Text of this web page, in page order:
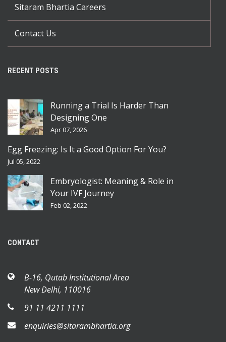
Sitaram Bhartia Careers
Contact Us
RECENT POSTS
Running a Trial Is Harder Than
Designing One
Apr 07, 2026
Egg Freezing: Is It a Good Option For You?
Jul 05, 2022
Embryologist: Meaning & Role in
Your IVF Journey
Feb 02, 2022
CONTACT
B-16, Qutab Institutional Area
New Delhi, 110016
91 11 4211 1111
enquiries@sitarambhartia.org